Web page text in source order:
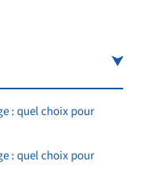
: quel choix pour
: quel choix pour